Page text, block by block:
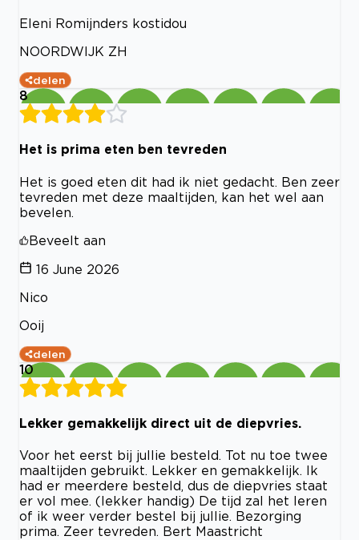
Eleni Romijnders kostidou
NOORDWIJK ZH
delen
8
Het is prima eten ben tevreden
Het is goed eten dit had ik niet gedacht. Ben zeer
tevreden met deze maaltijden, kan het wel aan
bevelen.
Beveelt aan
16 June 2026
Nico
Ooij
delen
10
Lekker gemakkelijk direct uit de diepvries.
Voor het eerst bij jullie besteld. Tot nu toe twee
maaltijden gebruikt. Lekker en gemakkelijk. Ik
had er meerdere besteld, dus de diepvries staat
er vol mee. (lekker handig) De tijd zal het leren
of ik weer verder bestel bij jullie. Bezorging
prima. Zeer tevreden. Bert Maastricht